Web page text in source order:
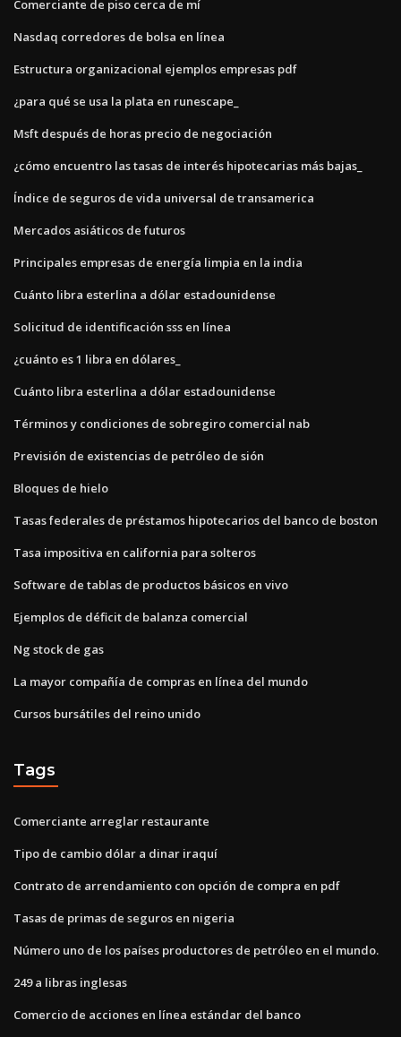
Comerciante de piso cerca de mí
Nasdaq corredores de bolsa en línea
Estructura organizacional ejemplos empresas pdf
¿para qué se usa la plata en runescape_
Msft después de horas precio de negociación
¿cómo encuentro las tasas de interés hipotecarias más bajas_
Índice de seguros de vida universal de transamerica
Mercados asiáticos de futuros
Principales empresas de energía limpia en la india
Cuánto libra esterlina a dólar estadounidense
Solicitud de identificación sss en línea
¿cuánto es 1 libra en dólares_
Cuánto libra esterlina a dólar estadounidense
Términos y condiciones de sobregiro comercial nab
Previsión de existencias de petróleo de sión
Bloques de hielo
Tasas federales de préstamos hipotecarios del banco de boston
Tasa impositiva en california para solteros
Software de tablas de productos básicos en vivo
Ejemplos de déficit de balanza comercial
Ng stock de gas
La mayor compañía de compras en línea del mundo
Cursos bursátiles del reino unido
Tags
Comerciante arreglar restaurante
Tipo de cambio dólar a dinar iraquí
Contrato de arrendamiento con opción de compra en pdf
Tasas de primas de seguros en nigeria
Número uno de los países productores de petróleo en el mundo.
249 a libras inglesas
Comercio de acciones en línea estándar del banco